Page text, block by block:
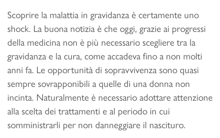
Scoprire la malattia in gravidanza è certamente uno
shock. La buona notizia è che oggi, grazie ai progressi
della medicina non è più necessario scegliere tra la
gravidanza e la cura, come accadeva fino a non molti
anni fa. Le opportunità di sopravvivenza sono quasi
sempre sovrapponibili a quelle di una donna non
incinta. Naturalmente è necessario adottare attenzione
alla scelta dei trattamenti e al periodo in cui
somministrarli per non danneggiare il nascituro.